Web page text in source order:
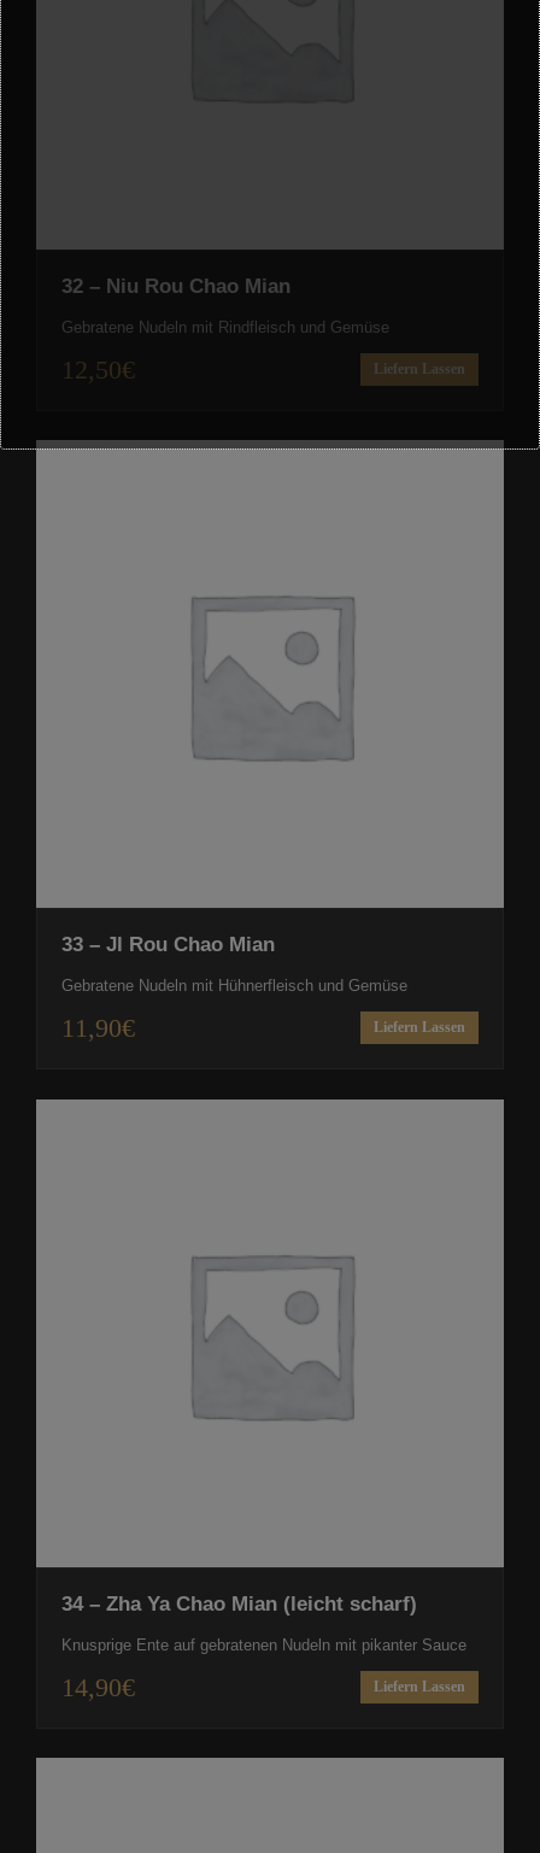
32 – Niu Rou Chao Mian
Gebratene Nudeln mit Rindfleisch und Gemüse
12,50€ Liefern Lassen
33 – Jl Rou Chao Mian
Gebratene Nudeln mit Hühnerfleisch und Gemüse
11,90€ Liefern Lassen
34 – Zha Ya Chao Mian (leicht scharf)
Knusprige Ente auf gebratenen Nudeln mit pikanter Sauce
14,90€ Liefern Lassen